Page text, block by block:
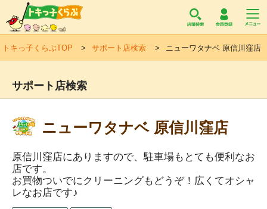
トキっ子くらぶTOP サポート店検索 ニューワタナベ 原信川窪店
サポート店検索
ニューワタナベ 原信川窪店
原信川窪店にありますので、駐車場もとても便利なお
店です。
お買物ついでにクリーニングもどうぞ！広くてオシャ
レなお店です♪